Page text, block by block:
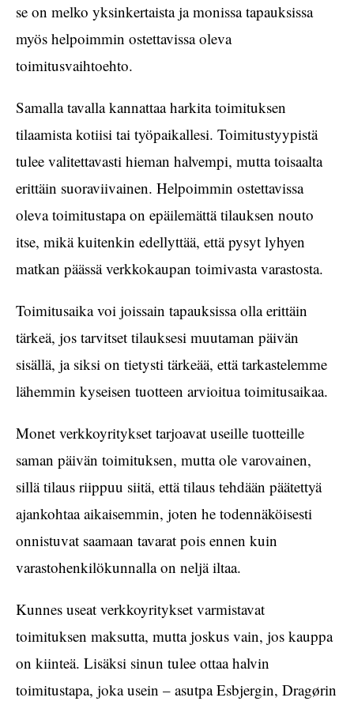
se on melko yksinkertaista ja monissa tapauksissa
myös helpoimmin ostettavissa oleva
toimitusvaihtoehto.
Samalla tavalla kannattaa harkita toimituksen
tilaamista kotiisi tai työpaikallesi. Toimitustyypistä
tulee valitettavasti hieman halvempi, mutta toisaalta
erittäin suoraviivainen. Helpoimmin ostettavissa
oleva toimitustapa on epäilemättä tilauksen nouto
itse, mikä kuitenkin edellyttää, että pysyt lyhyen
matkan päässä verkkokaupan toimivasta varastosta.
Toimitusaika voi joissain tapauksissa olla erittäin
tärkeä, jos tarvitset tilauksesi muutaman päivän
sisällä, ja siksi on tietysti tärkeää, että tarkastelemme
lähemmin kyseisen tuotteen arvioitua toimitusaikaa.
Monet verkkoyritykset tarjoavat useille tuotteille
saman päivän toimituksen, mutta ole varovainen,
sillä tilaus riippuu siitä, että tilaus tehdään päätettyä
ajankohtaa aikaisemmin, joten he todennäköisesti
onnistuvat saamaan tavarat pois ennen kuin
varastohenkilökunnalla on neljä iltaa.
Kunnes useat verkkoyritykset varmistavat
toimituksen maksutta, mutta joskus vain, jos kauppa
on kiinteä. Lisäksi sinun tulee ottaa halvin
toimitustapa, joka usein – asutpa Esbjergin, Dragørin